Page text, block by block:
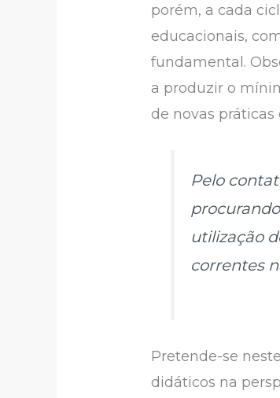
porém, a cada
educacionais,
fundamental.
a produzir o
de novas
Pelo
utilização
correntes
Pretende-se
didáticos na